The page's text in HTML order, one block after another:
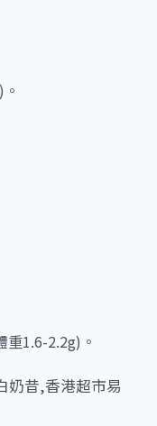
1.6-2.2g)。
奶昔,香港超市易